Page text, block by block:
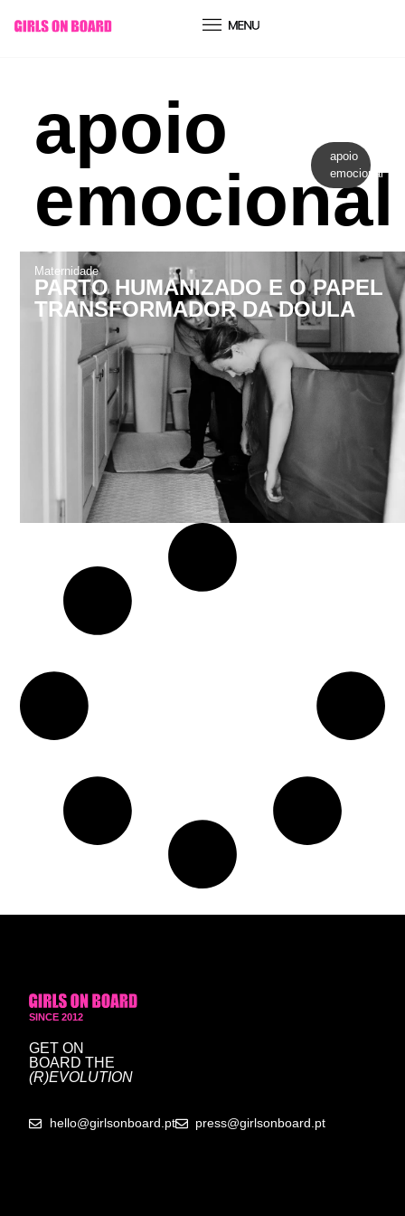
conteúdo
apoio
emocional
apoio
emocional
Maternidade
PARTO HUMANIZADO E O PAPEL
TRANSFORMADOR DA DOULA
SINCE 2012
GET ON
BOARD THE
(R)EVOLUTION
hello@girlsonboard.pt press@girlsonboard.pt